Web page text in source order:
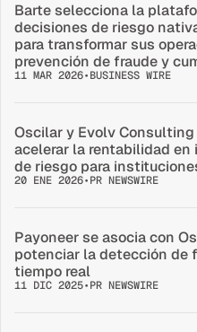
Barte selecciona la
decisiones de riesgo
para transformar sus
prevención de fraude y
11 MAR 2026•BUSINESS WIRE
Oscilar y Evolv
acelerar la rentabilidad
de riesgo para
20 ENE 2026•PR NEWSWIRE
Payoneer se asocia con
potenciar la detección de
tiempo real
11 DIC 2025•PR NEWSWIRE